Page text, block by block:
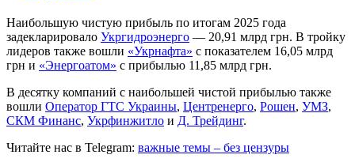
Наибольшую чистую прибыль по итогам 2025 года
задекларировало Укргидроэнерго — 20,91 млрд грн. В тройку
лидеров также вошли «Укрнафта» с показателем 16,05 млрд
грн и «Энергоатом» с прибылью 11,85 млрд грн.
В десятку компаний с наибольшей чистой прибылью также
вошли Оператор ГТС Украины, Центренерго, Рошен, УМЗ,
СКМ Финанс, Укрфинжитло и Д. Трейдинг.
Читайте нас в Telegram: важные темы – без цензуры